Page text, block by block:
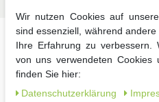
Unsere
Wir nutzen Cookies auf
sind essenziell, während
Ihre Erfahrung zu verbessern.
von uns verwendeten
finden Sie hier:
Daten­schutz­erklärung